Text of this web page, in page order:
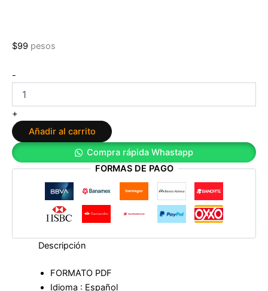
$99 pesos
-
de
Neal
Shusterman
cantidad
+
Añadir al carrito
Compra rápida Whastapp
FORMAS DE PAGO
Descripción
FORMATO PDF
Idioma : Español